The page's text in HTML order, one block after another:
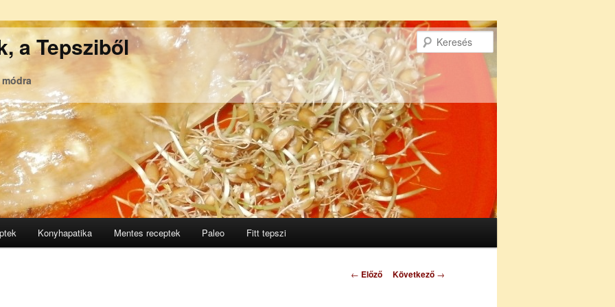
a Tepsziből
Konyhapatika Mentes receptek Paleo Fitt tepszi
Bejegyzés
← Előző Következő →